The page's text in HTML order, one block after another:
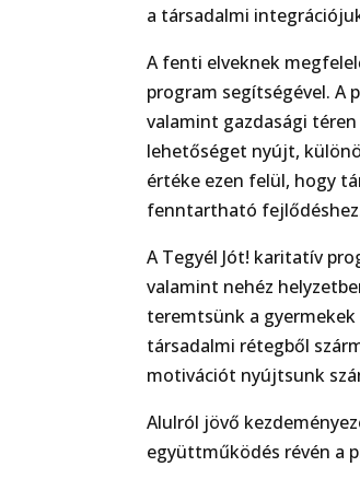
a társadalmi
A fenti elveknek
program segítségével. A
valamint gazdasági
lehetőséget nyújt,
értéke ezen felül, hogy
fenntartható
A Tegyél Jót! karitatív
valamint nehéz
teremtsünk a gyermekek
társadalmi rétegből
motivációt nyújtsunk
Alulról jövő
együttműködés révén a